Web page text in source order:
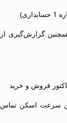
گزارش‌گیری از
سرعت اسکن تماس